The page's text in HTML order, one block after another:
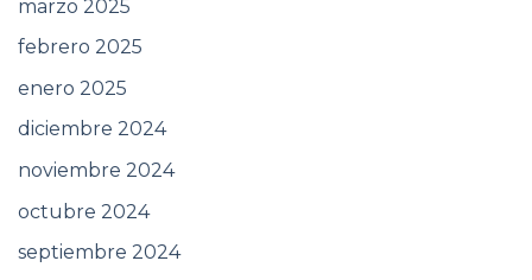
marzo 2025
febrero 2025
enero 2025
diciembre 2024
noviembre 2024
octubre 2024
septiembre 2024